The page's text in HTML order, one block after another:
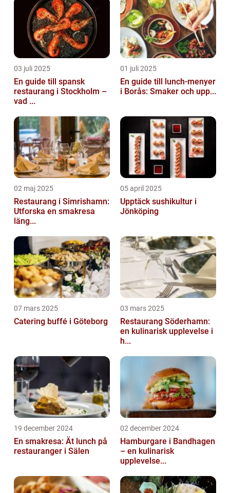
03 juli 2025
En guide till spansk
restaurang i Stockholm –
vad ...
01 juli 2025
En guide till lunch-menyer
i Borås: Smaker och upp...
02 maj 2025
Restaurang i Simrishamn:
Utforska en smakresa
läng...
05 april 2025
Upptäck sushikultur i
Jönköping
07 mars 2025
Catering buffé i Göteborg
03 mars 2025
Restaurang Söderhamn:
en kulinarisk upplevelse i
h...
19 december 2024
En smakresa: Ät lunch på
restauranger i Sälen
02 december 2024
Hamburgare i Bandhagen
– en kulinarisk
upplevelse...